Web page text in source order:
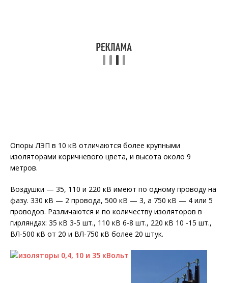
Опоры ЛЭП в 10 кВ отличаются более крупными
изоляторами коричневого цвета, и высота около 9
метров.
Воздушки — 35, 110 и 220 кВ имеют по одному проводу на
фазу. 330 кВ — 2 провода, 500 кВ — 3, а 750 кВ — 4 или 5
проводов. Различаются и по количеству изоляторов в
гирляндах: 35 кВ 3-5 шт., 110 кВ 6-8 шт., 220 кВ 10 -15 шт.,
ВЛ-500 кВ от 20 и ВЛ-750 кВ более 20 штук.